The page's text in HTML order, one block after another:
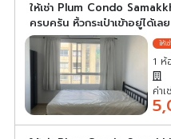
ให้เช่า Plum Condo
ครบครัน หิ้วกระเป๋าเข้าอยู่ได้เล
1
ค่า